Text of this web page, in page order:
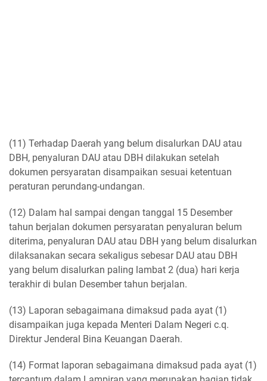
(11) Terhadap Daerah yang belum disalurkan DAU atau
DBH, penyaluran DAU atau DBH dilakukan setelah
dokumen persyaratan disampaikan sesuai ketentuan
peraturan perundang-undangan.
(12) Dalam hal sampai dengan tanggal 15 Desember
tahun berjalan dokumen persyaratan penyaluran belum
diterima, penyaluran DAU atau DBH yang belum disalurkan
dilaksanakan secara sekaligus sebesar DAU atau DBH
yang belum disalurkan paling lambat 2 (dua) hari kerja
terakhir di bulan Desember tahun berjalan.
(13) Laporan sebagaimana dimaksud pada ayat (1)
disampaikan juga kepada Menteri Dalam Negeri c.q.
Direktur Jenderal Bina Keuangan Daerah.
(14) Format laporan sebagaimana dimaksud pada ayat (1)